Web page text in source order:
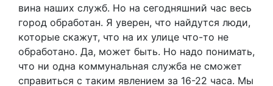
вина наших служб. Но на сегодняшний час весь
город обработан. Я уверен, что найдутся люди,
которые скажут, что на их улице что-то не
обработано. Да, может быть. Но надо понимать,
что ни одна коммунальная служба не сможет
справиться с таким явлением за 16-22 часа. Мы